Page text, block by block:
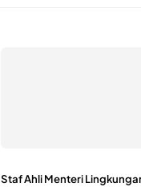
Staf Ahli Menteri